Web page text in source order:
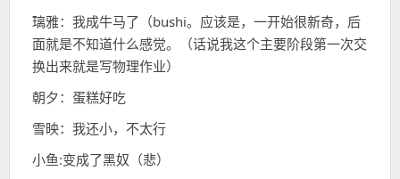
璃雅：我成牛马了（bushi。应该是，一开始很新奇，后
面就是不知道什么感觉。（话说我这个主要阶段第一次交
换出来就是写物理作业）
朝夕：蛋糕好吃
雪映：我还小，不太行
小鱼:变成了黑奴（悲）